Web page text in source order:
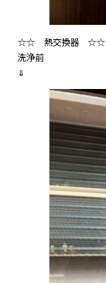
☆☆ 熱交換器 ☆☆
洗浄前
⇓